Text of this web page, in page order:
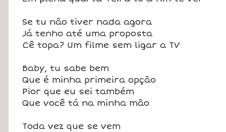
Se tu não tiver nada agora
Já tenho até uma proposta
Cê topa? Um filme sem ligar a TV
Baby, tu sabe bem
Que é minha primeira opção
Pior que eu sei também
Que você tá na minha mão
Toda vez que se vem